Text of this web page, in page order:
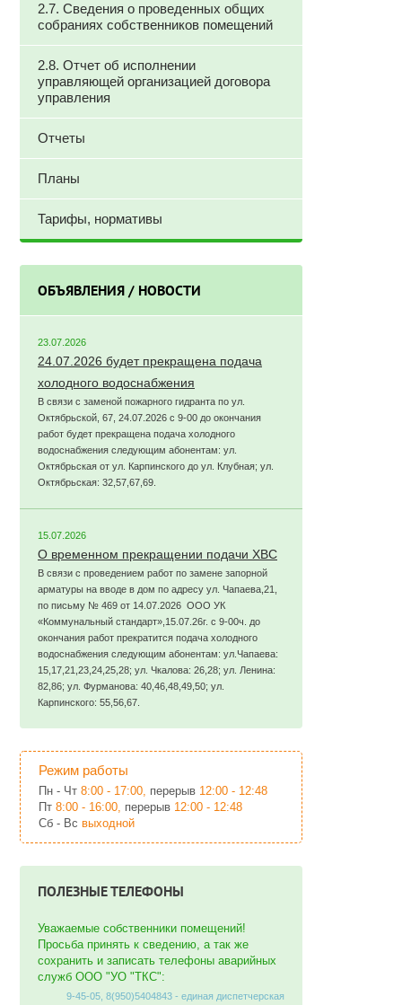
2.7. Сведения о проведенных общих
собраниях собственников помещений
2.8. Отчет об исполнении
управляющей организацией договора
управления
Отчеты
Планы
Тарифы, нормативы
ОБЪЯВЛЕНИЯ / НОВОСТИ
23.07.2026
24.07.2026 будет прекращена подача
холодного водоснабжения
В связи с заменой пожарного гидранта по ул.
Октябрьской, 67, 24.07.2026 с 9-00 до окончания
работ будет прекращена подача холодного
водоснабжения следующим абонентам: ул.
Октябрьская от ул. Карпинского до ул. Клубная; ул.
Октябрьская: 32,57,67,69.
15.07.2026
О временном прекращении подачи ХВС
В связи с проведением работ по замене запорной
арматуры на вводе в дом по адресу ул. Чапаева,21,
по письму № 469 от 14.07.2026 ООО УК
«Коммунальный стандарт»,15.07.26г. с 9-00ч. до
окончания работ прекратится подача холодного
водоснабжения следующим абонентам: ул.Чапаева:
15,17,21,23,24,25,28; ул. Чкалова: 26,28; ул. Ленина:
82,86; ул. Фурманова: 40,46,48,49,50; ул.
Карпинского: 55,56,67.
Режим работы
Пн - Чт 8:00 - 17:00, перерыв 12:00 - 12:48
Пт 8:00 - 16:00, перерыв 12:00 - 12:48
Сб - Вс выходной
ПОЛЕЗНЫЕ ТЕЛЕФОНЫ
Уважаемые собственники помещений!
Просьба принять к сведению, а так же
сохранить и записать телефоны аварийных
служб ООО "УО "ТКС":
9-45-05, 8(950)5404843 - единая диспетчерская